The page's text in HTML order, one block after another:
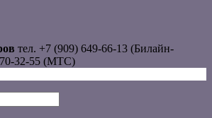
тел. +7 (909) 649-66-13 (Билайн-
32-55 (МТС)